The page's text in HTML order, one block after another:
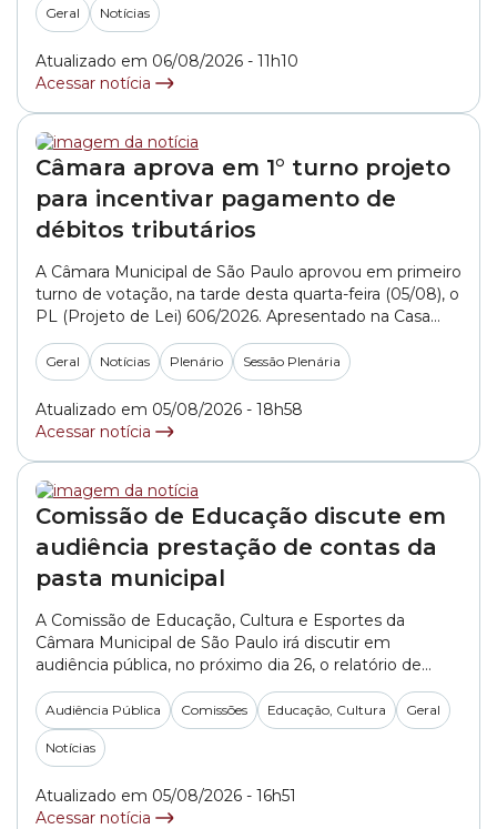
Geral Notícias
Atualizado em 06/08/2026 - 11h10
Acessar notícia
Câmara aprova em 1° turno projeto
para incentivar pagamento de
débitos tributários
A Câmara Municipal de São Paulo aprovou em primeiro
turno de votação, na tarde desta quarta-feira (05/08), o
PL (Projeto de Lei) 606/2026. Apresentado na Casa
pelo governo da capital, o texto sugere medidas para
facilitar acordos para o pagamento de dívidas
tributárias. Para incentivar a quitação dos débitos, a
Geral Notícias Plenário Sessão Plenária
Atualizado em 05/08/2026 - 18h58
Acessar notícia
Comissão de Educação discute em
audiência prestação de contas da
pasta municipal
A Comissão de Educação, Cultura e Esportes da
Câmara Municipal de São Paulo irá discutir em
audiência pública, no próximo dia 26, o relatório de
prestação de contas da Secretaria Municipal de
Educação referente aos meses de abril, maio e junho
de 2026. O debate está agendado para às 13h30, na
Audiência Pública Comissões Educação, Cultura Geral
Notícias
Atualizado em 05/08/2026 - 16h51
Acessar notícia